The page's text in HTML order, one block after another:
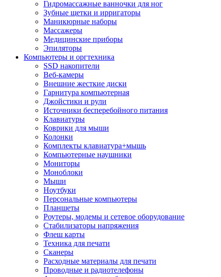
Гидромассажные ванночки для ног
Зубные щетки и ирригаторы
Маникюрные наборы
Массажеры
Медицинские приборы
Эпиляторы
Компьютеры и оргтехника
SSD накопители
Веб-камеры
Внешние жесткие диски
Гарнитура компьютерная
Джойстики и рули
Источники бесперебойного питания
Клавиатуры
Коврики для мыши
Колонки
Комплекты клавиатура+мышь
Компьютерные наушники
Мониторы
Моноблоки
Мыши
Ноутбуки
Персональные компьютеры
Планшеты
Роутеры, модемы и сетевое оборудование
Стабилизаторы напряжения
Флеш карты
Техника для печати
Сканеры
Расходные материалы для печати
Проводные и радиотелефоны